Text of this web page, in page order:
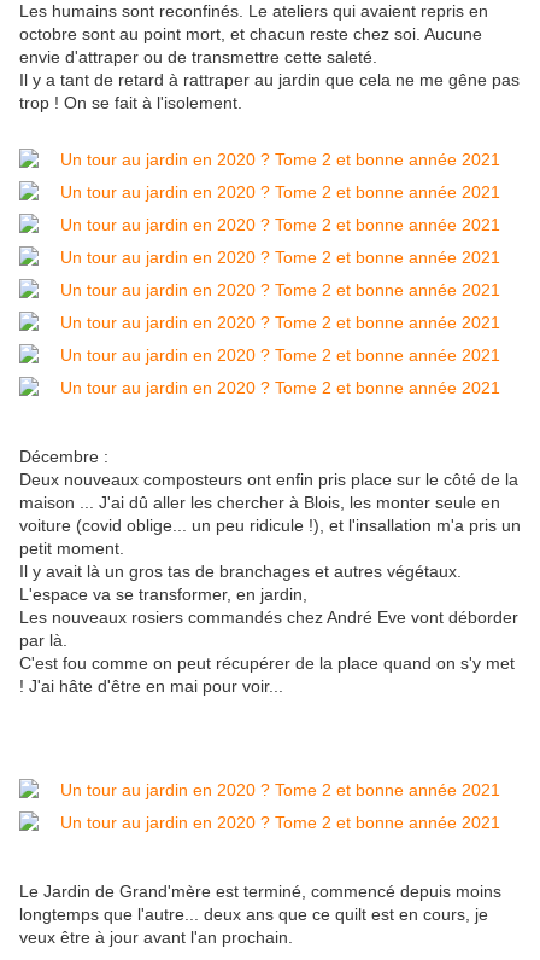
Les humains sont reconfinés. Le ateliers qui avaient repris en
octobre sont au point mort, et chacun reste chez soi. Aucune
envie d'attraper ou de transmettre cette saleté.
Il y a tant de retard à rattraper au jardin que cela ne me gêne pas
trop ! On se fait à l'isolement.
Décembre :
Deux nouveaux composteurs ont enfin pris place sur le côté de la
maison ... J'ai dû aller les chercher à Blois, les monter seule en
voiture (covid oblige... un peu ridicule !), et l'insallation m'a pris un
petit moment.
Il y avait là un gros tas de branchages et autres végétaux.
L'espace va se transformer, en jardin,
Les nouveaux rosiers commandés chez André Eve vont déborder
par là.
C'est fou comme on peut récupérer de la place quand on s'y met
! J'ai hâte d'être en mai pour voir...
Le Jardin de Grand'mère est terminé, commencé depuis moins
longtemps que l'autre... deux ans que ce quilt est en cours, je
veux être à jour avant l'an prochain.